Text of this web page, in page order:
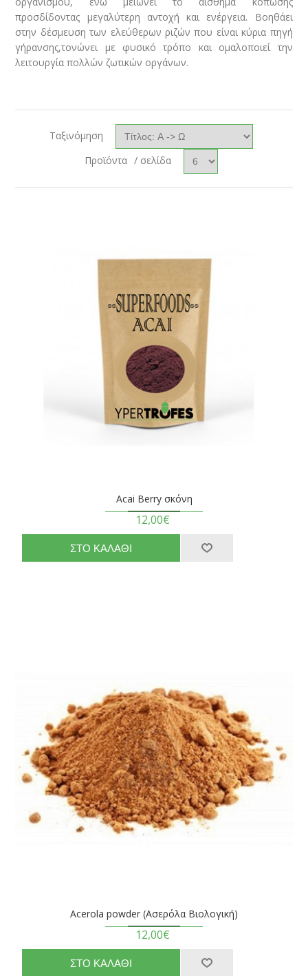
προσδίδοντας μεγαλύτερη αντοχή και ενέργεια. Βοηθάει
στην δέσμευση των ελεύθερων ριζών που είναι κύρια πηγή
γήρανσης,τονώνει με φυσικό τρόπο και ομαλοποιεί την
λειτουργία πολλών ζωτικών οργάνων.
Ταξινόμηση
Προϊόντα / σελίδα
Acai Berry σκόνη
12,00€
Acerola powder (Ασερόλα Βιολογική)
12,00€